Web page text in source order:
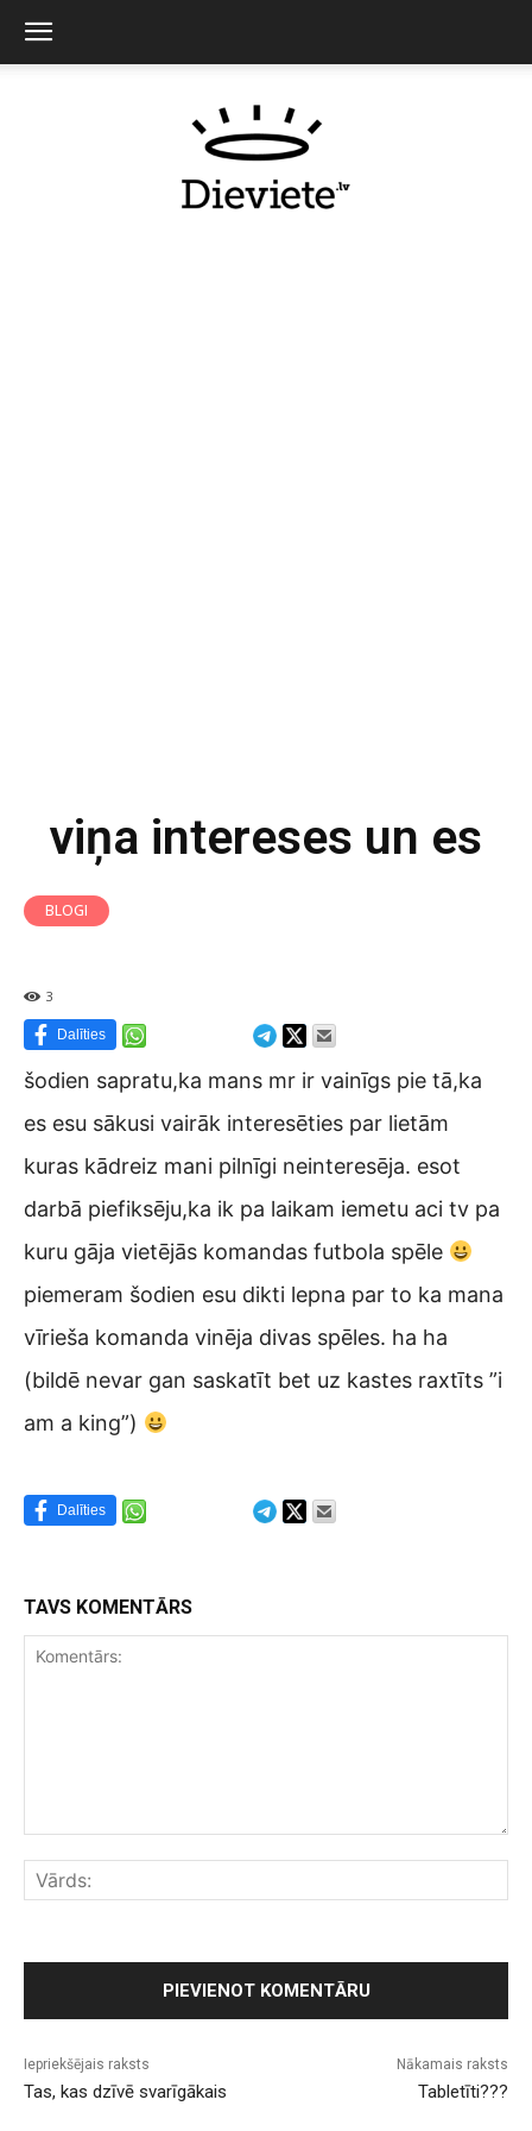
viņa intereses un es
BLOGI
3
Dalīties
šodien sapratu,ka mans mr ir vainīgs pie tā,ka
es esu sākusi vairāk interesēties par lietām
kuras kādreiz mani pilnīgi neinteresēja. esot
darbā piefiksēju,ka ik pa laikam iemetu aci tv pa
kuru gāja vietējās komandas futbola spēle
piemeram šodien esu dikti lepna par to ka mana
vīrieša komanda vinēja divas spēles. ha ha
(bildē nevar gan saskatīt bet uz kastes raxtīts ”i
am a king”)
Dalīties
TAVS KOMENTĀRS
Iepriekšējais raksts
Tas, kas dzīvē svarīgākais
Nākamais raksts
Tabletīti???